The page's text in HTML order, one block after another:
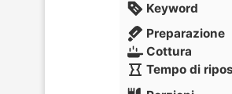
Keyword
Preparazione
Cottura
Tempo di